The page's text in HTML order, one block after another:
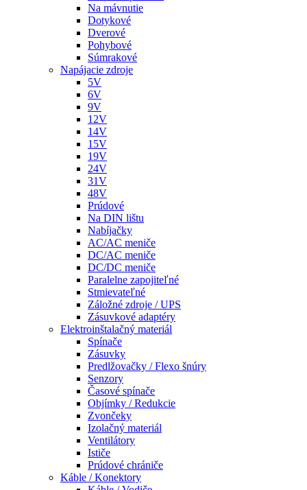
Na mávnutie
Dotykové
Dverové
Pohybové
Súmrakové
Napájacie zdroje
5V
6V
9V
12V
14V
15V
19V
24V
31V
48V
Prúdové
Na DIN lištu
Nabíjačky
AC/AC meniče
DC/AC meniče
DC/DC meniče
Paralelne zapojiteľné
Stmievateľné
Záložné zdroje / UPS
Zásuvkové adaptéry
Elektroinštalačný materiál
Spínače
Zásuvky
Predlžovačky / Flexo šnúry
Senzory
Časové spínače
Objímky / Redukcie
Zvončeky
Izolačný materiál
Ventilátory
Ističe
Prúdové chrániče
Káble / Konektory